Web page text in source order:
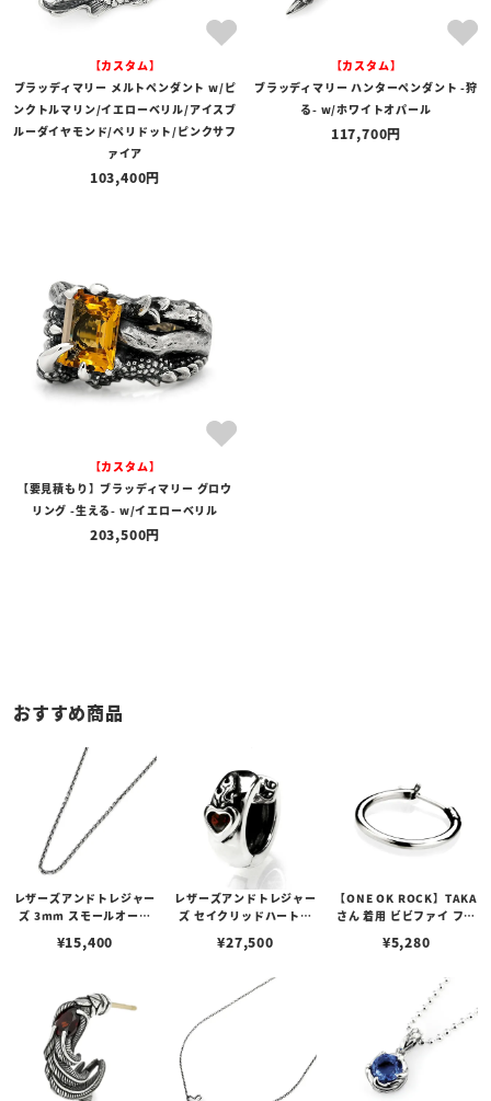
【カスタム】
ブラッディマリー メルトペンダント w/ピ
ンクトルマリン/イエローベリル/アイスブ
ルーダイヤモンド/ペリドット/ピンクサフ
ァイア
103,400
【カスタム】
ブラッディマリー ハンターペンダント -狩
る- w/ホワイトオパール
117,700
【カスタム】
【要見積もり】ブラッディマリー グロウ
リング -生える- w/イエローベリル
203,500
おすすめ商品
レザーズアンドトレジャー
ズ 3mm スモールオーバ
ブスタークラスプ＆LTロ
¥15,400
レザーズアンドトレジャー
ズ セイクリッドハートピ
¥27,500
【ONE OK ROCK】TAKA
さん 着用 ビビファイ フー
¥5,280